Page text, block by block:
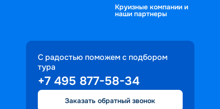
расписанием и подобрать
направление. Комфортабельный
Петербурга. Насладитесь северными
красотами и уникальной
архитектурой культурной столицы.
«Круиз.онлайн» предлагает вам
увлекательное путешествие по
многочисленным рекам и прибрежным
питание, а также продуманную
Круизные компании и
наши партнеры
С радостью поможем с подбором
тура
+7 495 877-58-34
Заказать обратный звонок